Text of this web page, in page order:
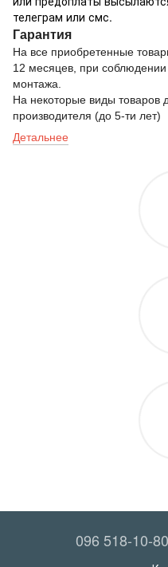
телеграм или смс.
Гарантия
На все приобретенные
12 месяцев, при соблюдении
монтажа.
На некоторые виды товаров
производителя (до 5-ти лет)
Детальнее
096 518-10-80